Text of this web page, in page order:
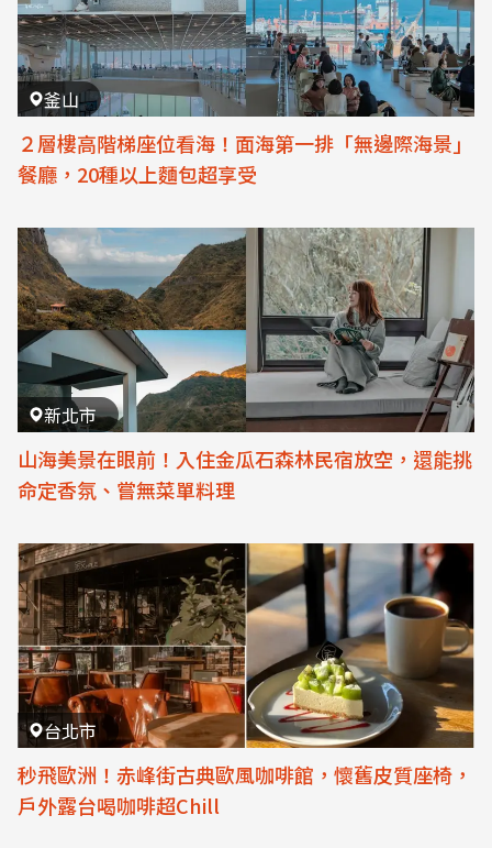
釜山
２層樓高階梯座位看海！面海第一排「無邊際海景」
餐廳，20種以上麵包超享受
新北市
山海美景在眼前！入住金瓜石森林民宿放空，還能挑
命定香氛、嘗無菜單料理
台北市
秒飛歐洲！赤峰街古典歐風咖啡館，懷舊皮質座椅，
戶外露台喝咖啡超Chill